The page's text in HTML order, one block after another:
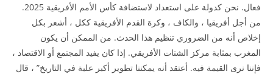
فعال. نحن كدولة على استعداد لاستضافة كأس الأمم الأفريقية 2025.
من أجل أفريقيا ، والكاف ، وكرة القدم الأفريقية ككل ، أشعر بكل
إخلاص أنه من الضروري تنظيم هذا الحدث. من الممكن أن يكون
المغرب بمثابة مركز الشتات الأفريقي. إذا كان يفيد المجتمع أو الاقتصاد ،
فإننا نرى القيمة فيه. أعتقد أنه يمكننا تطوير أكبر علبة في التاريخ” ، قال